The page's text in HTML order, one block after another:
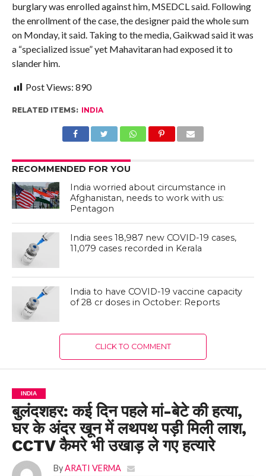
burglary was enrolled against him, MSEDCL said. Following
the enrollment of the case, the designer paid the whole sum
on Monday, it said. Taking to the media, Gaikwad said it was
a “specialized issue” yet Mahavitaran had exposed it to
slander him.
Post Views: 890
RELATED ITEMS: INDIA
RECOMMENDED FOR YOU
India worried about circumstance in
Afghanistan, needs to work with us:
Pentagon
India sees 18,987 new COVID-19 cases,
11,079 cases recorded in Kerala
India to have COVID-19 vaccine capacity
of 28 cr doses in October: Reports
CLICK TO COMMENT
INDIA
बुलंदशहर: कई दिन पहले मां-बेटे की हत्या,
घर के अंदर खून में लथपथ पड़ी मिली लाश,
CCTV कैमरे भी उखाड़ ले गए हत्यारे
By ARATI VERMA